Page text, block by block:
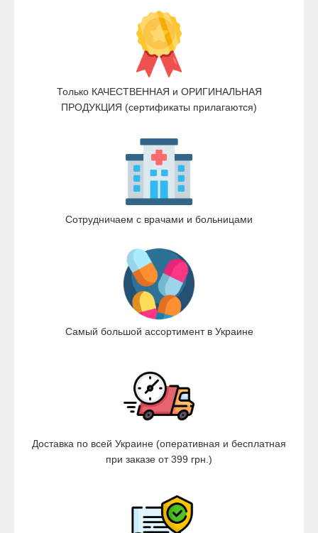
Только КАЧЕСТВЕННАЯ и ОРИГИНАЛЬНАЯ
ПРОДУКЦИЯ (сертификаты прилагаются)
Сотрудничаем с врачами и больницами
Самый большой ассортимент в Украине
Доставка по всей Украине (оперативная и бесплатная
при заказе от 399 грн.)